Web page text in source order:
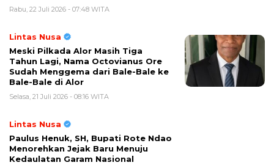
Rabu, 22 Juli 2026 - 07:48 WITA
Lintas Nusa
Meski Pilkada Alor Masih Tiga
Tahun Lagi, Nama Octovianus Ore
Sudah Menggema dari Bale-Bale ke
Bale-Bale di Alor
Selasa, 21 Juli 2026 - 08:16 WITA
Lintas Nusa
Paulus Henuk, SH, Bupati Rote Ndao
Menorehkan Jejak Baru Menuju
Kedaulatan Garam Nasional